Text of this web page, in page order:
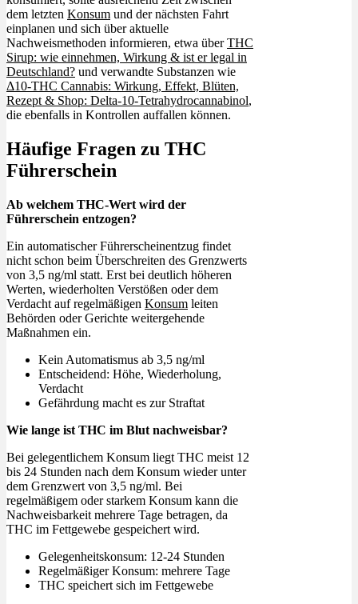
dem letzten Konsum und der nächsten Fahrt
einplanen und sich über aktuelle
Nachweismethoden informieren, etwa überTHC
Sirup: wie einnehmen, Wirkung & ist er legal in
Deutschland? und verwandte Substanzen wie
Δ10-THC Cannabis: Wirkung, Effekt, Blüten,
Rezept & Shop: Delta-10-Tetrahydrocannabinol,
die ebenfalls in Kontrollen auffallen können.
Häufige Fragen zu THC
Führerschein
Ab welchem THC-Wert wird der
Führerschein entzogen?
Ein automatischer Führerscheinentzug findet
nicht schon beim Überschreiten des Grenzwerts
von 3,5 ng/ml statt. Erst bei deutlich höheren
Werten, wiederholten Verstößen oder dem
Verdacht auf regelmäßigen Konsum leiten
Behörden oder Gerichte weitergehende
Maßnahmen ein.
Kein Automatismus ab 3,5 ng/ml
Entscheidend: Höhe, Wiederholung,
Verdacht
Gefährdung macht es zur Straftat
Wie lange ist THC im Blut nachweisbar?
Bei gelegentlichem Konsum liegt THC meist 12
bis 24 Stunden nach dem Konsum wieder unter
dem Grenzwert von 3,5 ng/ml. Bei
regelmäßigem oder starkem Konsum kann die
Nachweisbarkeit mehrere Tage betragen, da
THC im Fettgewebe gespeichert wird.
Gelegenheitskonsum: 12-24 Stunden
Regelmäßiger Konsum: mehrere Tage
THC speichert sich im Fettgewebe